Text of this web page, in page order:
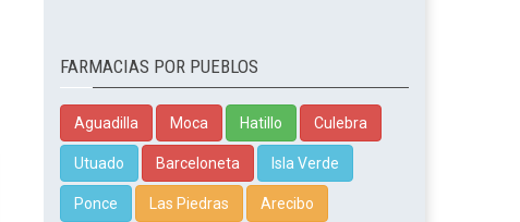
FARMACIAS POR PUEBLOS
Aguadilla Moca Hatillo Culebra
Utuado Barceloneta Isla Verde
Ponce Las Piedras Arecibo